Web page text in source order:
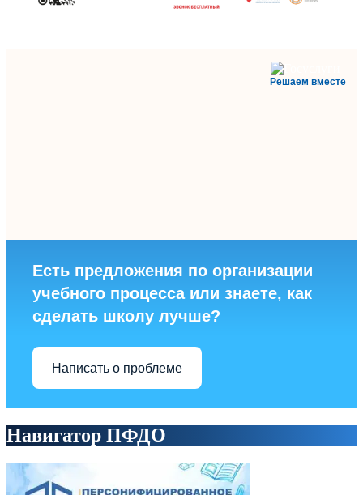
Решаем вместе
Есть предложения по организации
учебного процесса или знаете, как
сделать школу лучше?
Написать о проблеме
Навигатор ПФДО